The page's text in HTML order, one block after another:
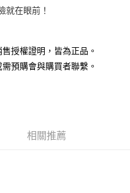
就在眼前！
授權證明，皆為正品。
預購會與購買者聯繫。
相關推薦